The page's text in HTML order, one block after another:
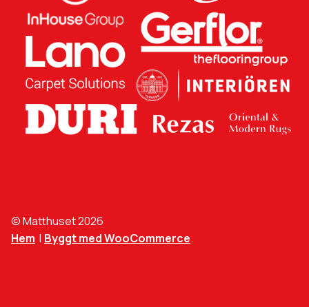
© Matthuset 2026
Hem
Byggt med WooCommerce.